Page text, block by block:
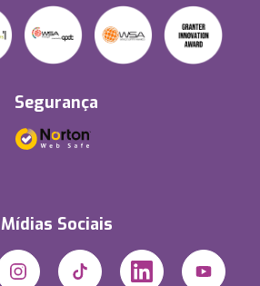
Segurança
Mídias Sociais